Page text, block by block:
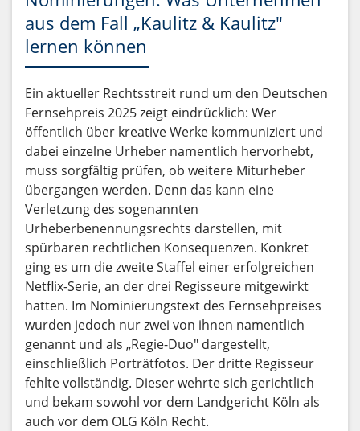
aus dem Fall „Kaulitz & Kaulitz"
lernen können
Ein aktueller Rechtsstreit rund um den Deutschen
Fernsehpreis 2025 zeigt eindrücklich: Wer
öffentlich über kreative Werke kommuniziert und
dabei einzelne Urheber namentlich hervorhebt,
muss sorgfältig prüfen, ob weitere Miturheber
übergangen werden. Denn das kann eine
Verletzung des sogenannten
Urheberbenennungsrechts darstellen, mit
spürbaren rechtlichen Konsequenzen. Konkret
ging es um die zweite Staffel einer erfolgreichen
Netflix-Serie, an der drei Regisseure mitgewirkt
hatten. Im Nominierungstext des Fernsehpreises
wurden jedoch nur zwei von ihnen namentlich
genannt und als „Regie-Duo" dargestellt,
einschließlich Porträtfotos. Der dritte Regisseur
fehlte vollständig. Dieser wehrte sich gerichtlich
und bekam sowohl vor dem Landgericht Köln als
auch vor dem OLG Köln Recht.